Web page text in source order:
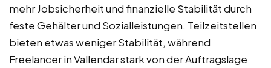
mehr Jobsicherheit und finanzielle Stabilität durch
feste Gehälter und Sozialleistungen. Teilzeitstellen
bieten etwas weniger Stabilität, während
Freelancer in Vallendar stark von der Auftragslage